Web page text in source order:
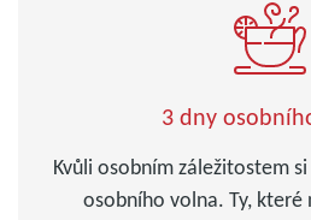
3 dny
Kvůli osobním záležitostem
osobního volna. Ty, které